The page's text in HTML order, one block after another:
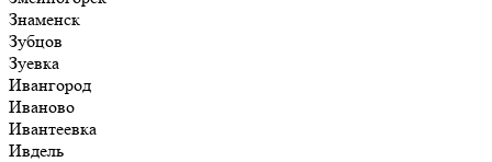
Знаменск
Зубцов
Зуевка
Ивангород
Иваново
Ивантеевка
Ивдель